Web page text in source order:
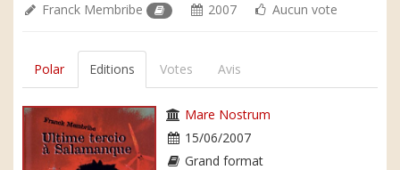
Franck Membribe 2007 Aucun vote
Polar Editions Votes Avis
Mare Nostrum
15/06/2007
Grand format